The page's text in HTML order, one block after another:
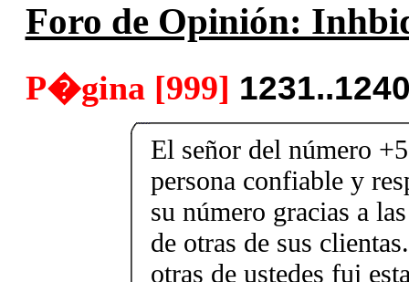
Foro de Opinión:
P�gina [999]
El señor del número
persona confiable y
su número gracias a
de otras de sus
otras de ustedes fui